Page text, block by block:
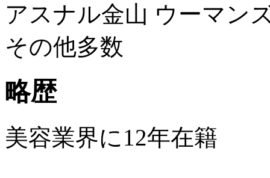
アスナル金山 ウーマン
その他多数
略歴
美容業界に12年在籍